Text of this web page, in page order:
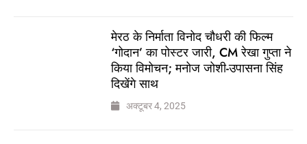
मेरठ के निर्माता विनोद चौधरी की फिल्म
‘गोदान’ का पोस्टर जारी, CM रेखा गुप्ता ने
किया विमोचन; मनोज जोशी-उपासना सिंह
दिखेंगे साथ
अक्टूबर 4, 2025